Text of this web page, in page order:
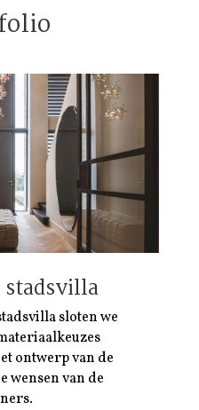
sloten we
ontwerp van de
wensen van de